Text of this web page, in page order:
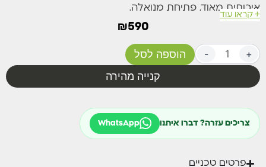
איכותית מאוד, פתיחת מנואלה.
קוטר 3 מ' בד צבע בז'
לא כולל בסיס
+ קראו עוד
₪590
- +
הוספה לסל
קנייה מהירה
צריכים עזרה? דברו איתנו WhatsApp
פרטים טכניים